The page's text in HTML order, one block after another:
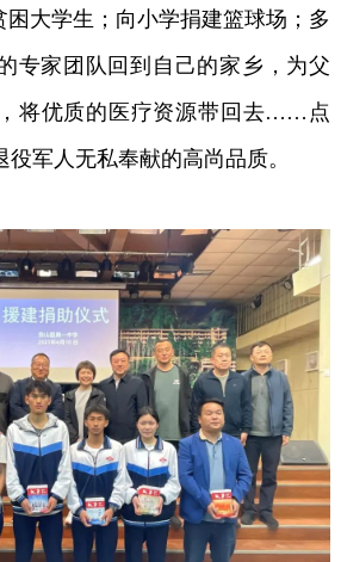
困大学生；向小学捐建篮球场；多
专家团队回到自己的家乡，为父
将优质的医疗资源带回去……点
军人无私奉献的高尚品质。